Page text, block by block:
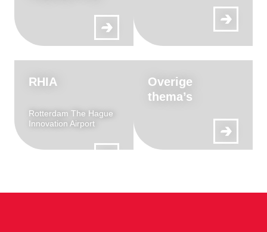
RHIA
Rotterdam The Hague
Innovation Airport
Overige
thema’s